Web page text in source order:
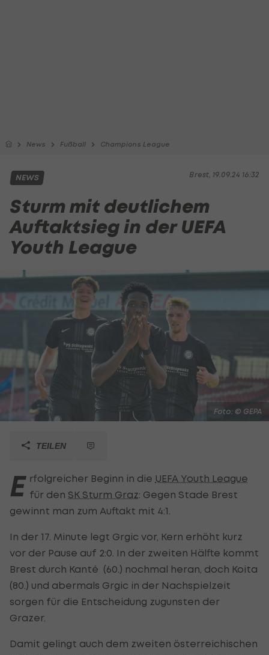
News Fußball Champions League
Brest, 19.09.24 16:32
NEWS
Sturm mit deutlichem
Auftaktsieg in der UEFA
Youth League
Foto: © GEPA
TEILEN
E rfolgreicher Beginn in die UEFA Youth League
für den SK Sturm Graz: Gegen Stade Brest
gewinnt man zum Auftakt mit 4:1.
In der 17. Minute legt Grgic vor, Kern erhöht kurz
vor der Pause auf 2:0. In der zweiten Hälfte kommt
Brest durch Kanté (60.) nochmal heran, doch Koita
(80.) und abermals Grgic in der Nachspielzeit
sorgen für die Entscheidung zugunsten der
Grazer.
Damit gelingt auch dem zweiten österreichischen